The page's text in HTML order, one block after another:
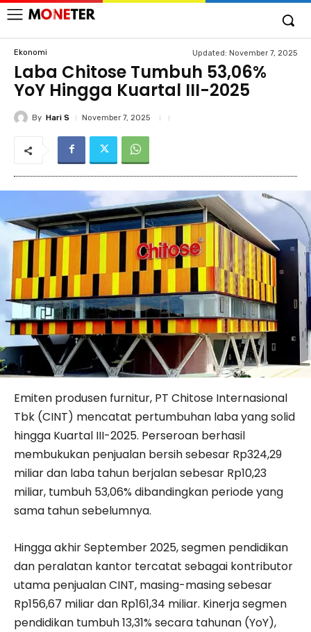
Ekonomi Updated: November 7, 2025
Laba Chitose Tumbuh 53,06%
YoY Hingga Kuartal III-2025
By Hari S November 7, 2025
Emiten produsen furnitur, PT Chitose Internasional
Tbk (CINT) mencatat pertumbuhan laba yang solid
hingga Kuartal III-2025. Perseroan berhasil
membukukan penjualan bersih sebesar Rp324,29
miliar dan laba tahun berjalan sebesar Rp10,23
miliar, tumbuh 53,06% dibandingkan periode yang
sama tahun sebelumnya.
Hingga akhir September 2025, segmen pendidikan
dan peralatan kantor tercatat sebagai kontributor
utama penjualan CINT, masing-masing sebesar
Rp156,67 miliar dan Rp161,34 miliar. Kinerja segmen
pendidikan tumbuh 13,31% secara tahunan (YoY),